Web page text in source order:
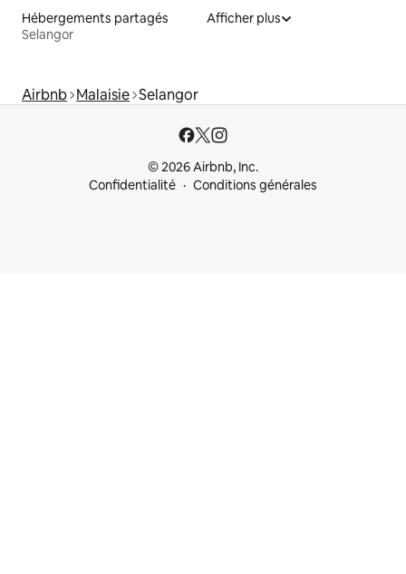
Hébergements partagés
Selangor
Afficher plus
Airbnb Malaisie Selangor
© 2026 Airbnb, Inc.
Confidentialité
Conditions générales